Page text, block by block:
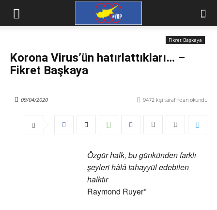
Fikret Başkaya
Korona Virus’ün hatırlattıkları… –
Fikret Başkaya
9472 kişi tarafından okundu
09/04/2020
Özgür halk, bu günkünden farklı
şeyleri hâlâ tahayyül edebilen
halktır
Raymond Ruyer*